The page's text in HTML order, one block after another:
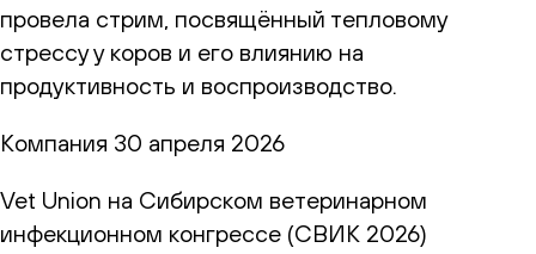
провела стрим, посвящённый тепловому
стрессу у коров и его влиянию на
продуктивность и воспроизводство.
Компания 30 апреля 2026
Vet Union на Сибирском ветеринарном
инфекционном конгрессе (СВИК 2026)